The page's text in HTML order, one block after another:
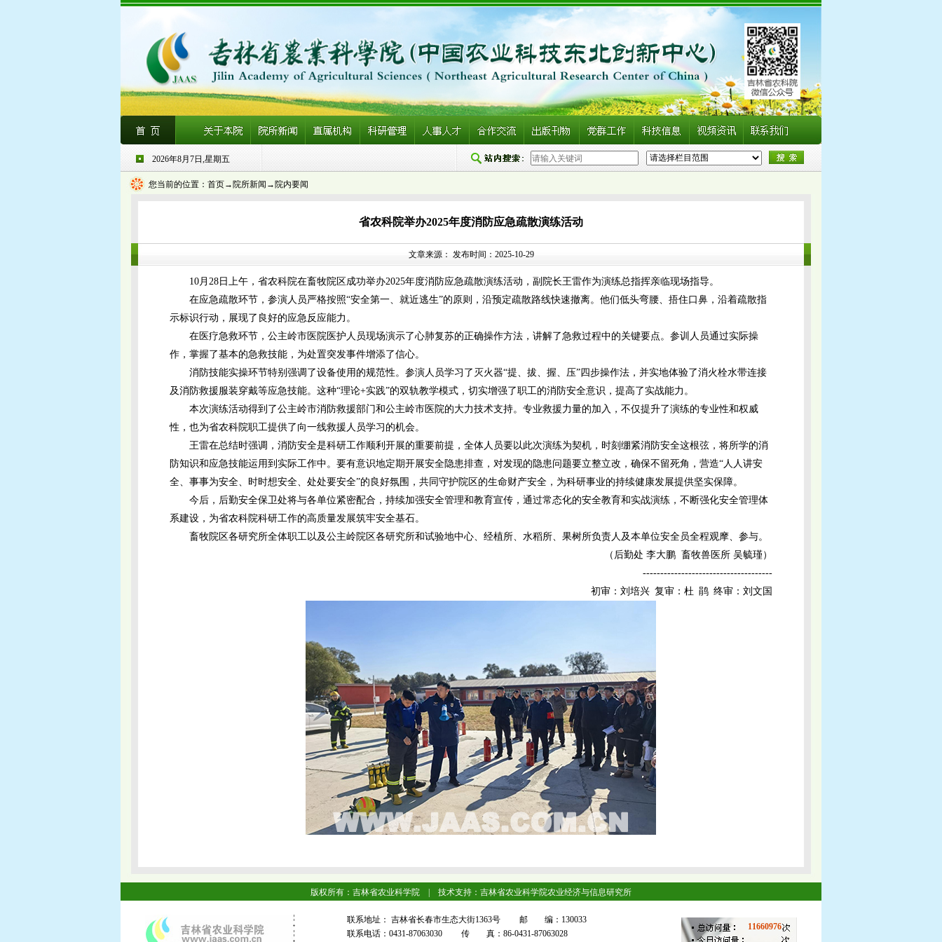
2026年8月7日,星期五
您当前的位置： 首页→院所新闻→院内要闻
省农科院举办2025年度消防应急疏散演练活动
文章来源： 发布时间：2025-10-29
10月28日上午，省农科院在畜牧院区成功举办2025年度消防应急疏散演练活动，副院长王雷作为演练总指挥亲临现场指导。
在应急疏散环节，参演人员严格按照“安全第一、就近逃生”的原则，沿预定疏散路线快速撤离。他们低头弯腰、捂住口鼻，沿着疏散指
示标识行动，展现了良好的应急反应能力。
在医疗急救环节，公主岭市医院医护人员现场演示了心肺复苏的正确操作方法，讲解了急救过程中的关键要点。参训人员通过实际操
作，掌握了基本的急救技能，为处置突发事件增添了信心。
消防技能实操环节特别强调了设备使用的规范性。参演人员学习了灭火器“提、拔、握、压”四步操作法，并实地体验了消火栓水带连接
及消防救援服装穿戴等应急技能。这种“理论+实践”的双轨教学模式，切实增强了职工的消防安全意识，提高了实战能力。
本次演练活动得到了公主岭市消防救援部门和公主岭市医院的大力技术支持。专业救援力量的加入，不仅提升了演练的专业性和权威
性，也为省农科院职工提供了向一线救援人员学习的机会。
王雷在总结时强调，消防安全是科研工作顺利开展的重要前提，全体人员要以此次演练为契机，时刻绷紧消防安全这根弦，将所学的消
防知识和应急技能运用到实际工作中。要有意识地定期开展安全隐患排查，对发现的隐患问题要立整立改，确保不留死角，营造“人人讲安
全、事事为安全、时时想安全、处处要安全”的良好氛围，共同守护院区的生命财产安全，为科研事业的持续健康发展提供坚实保障。
今后，后勤安全保卫处将与各单位紧密配合，持续加强安全管理和教育宣传，通过常态化的安全教育和实战演练，不断强化安全管理体
系建设，为省农科院科研工作的高质量发展筑牢安全基石。
畜牧院区各研究所全体职工以及公主岭院区各研究所和试验地中心、经植所、水稻所、果树所负责人及本单位安全员全程观摩、参与。
（后勤处 李大鹏 畜牧兽医所 吴毓瑾）
-------------------------------------
初审：刘培兴 复审：杜 鹃 终审：刘文国
版权所有：吉林省农业科学院 | 技术支持：吉林省农业科学院农业经济与信息研究所
联系地址： 吉林省长春市生态大街1363号 邮 编：130033
联系电话：0431-87063030 传 真：86-0431-87063028
11660976